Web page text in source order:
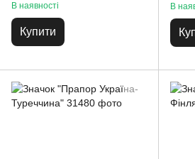
В наявності
Купити
В